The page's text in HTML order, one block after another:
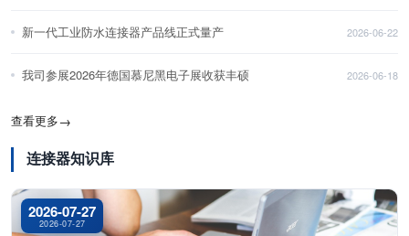
新一代工业防水连接器产品线正式量产 2026-06-22
我司参展2026年德国慕尼黑电子展收获丰硕 2026-06-18
查看更多→
连接器知识库
2026-07-27
2026-07-27